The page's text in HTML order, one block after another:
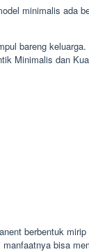
minimalis ada
bareng
Minimalis dan
berbentuk
bisa